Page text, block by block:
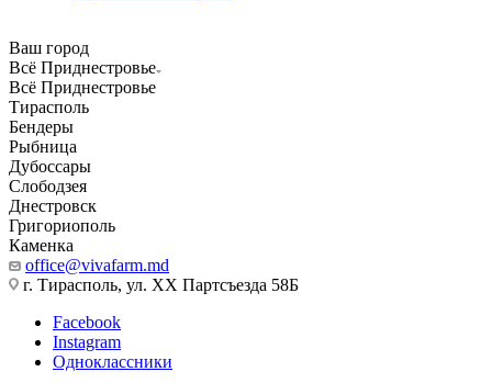
Ваш город
Всё Приднестровье
Всё Приднестровье
Тирасполь
Бендеры
Рыбница
Дубоссары
Слободзея
Днестровск
Григориополь
Каменка
office@vivafarm.md
г. Тирасполь, ул. ХХ Партсъезда 58Б
Facebook
Instagram
Одноклассники